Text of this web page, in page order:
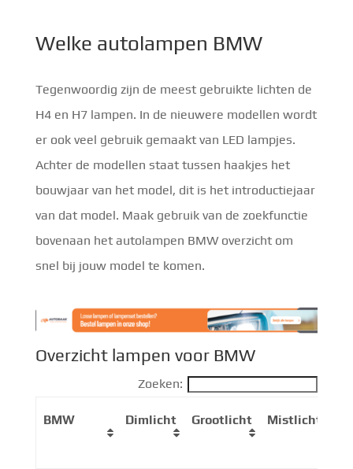
Welke autolampen BMW
Tegenwoordig zijn de meest gebruikte lichten de
H4 en H7 lampen. In de nieuwere modellen wordt
er ook veel gebruik gemaakt van LED lampjes.
Achter de modellen staat tussen haakjes het
bouwjaar van het model, dit is het introductiejaar
van dat model. Maak gebruik van de zoekfunctie
bovenaan het autolampen BMW overzicht om
snel bij jouw model te komen.
Overzicht lampen voor BMW
Zoeken:
BMW Dimlicht Grootlicht Mistlicht